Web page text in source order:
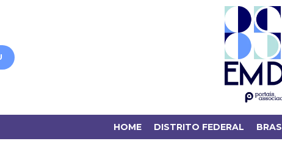
HOME DISTRITO FEDERAL